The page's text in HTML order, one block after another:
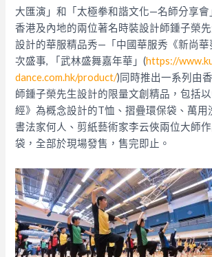
大匯演」和「太極拳和諧文化—名師分享會
香港及內地的兩位著名時裝設計師鍾子榮
設計的華服精品秀—「中國華服秀《新尚華
次盛事, 「武林盛舞嘉年華」(https://
dance.com.hk/product/)同時推出一系列由
師鍾子榮先生設計的限量文創精品，包括
經》為概念設計的T恤、摺疊環保袋、萬用
書法家何人、剪紙藝術家李云俠兩位大師
袋，全部於現場發售，售完即止。